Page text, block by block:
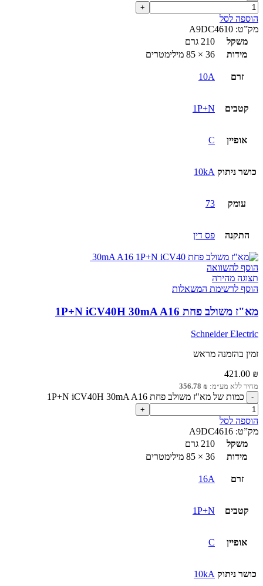
הוספה לסל
מק”ט: A9DC4610
משקל
210 גרם
מידות
36 × 85 מילימטרים
זרם 10A
קטבים 1P+N
אופיין C
כושר ניתוק 10kA
עומק 73
התקנה פס דין
הוסף להשוואה
תצוגה מהירה
הוסף לרשימת המשאלות
מא"ז משולב פחת 1P+N iCV40H 30mA A16
Schneider Electric
זמין בהזמנה מראש
421.00 ₪
מחיר ללא מע״מ: 356.78 ₪
כמות של מא"ז משולב פחת 1P+N iCV40H 30mA A16
הוספה לסל
מק”ט: A9DC4616
משקל
210 גרם
מידות
36 × 85 מילימטרים
זרם 16A
קטבים 1P+N
אופיין C
כושר ניתוק 10kA